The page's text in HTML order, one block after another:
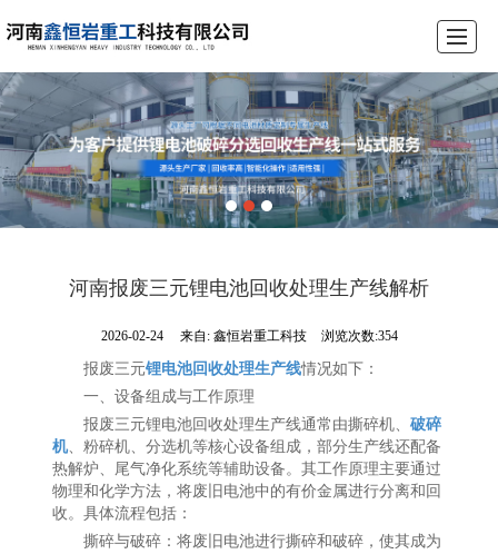
首页 公司介绍 产品展示 锂电池破碎设备生产线 工程案例 荣誉资质 新闻动态 联系我们
河南报废三元锂电池回收处理生产线解析
2026-02-24 来自: 鑫恒岩重工科技 浏览次数:354
报废三元锂电池回收处理生产线情况如下：
一、设备组成与工作原理
报废三元锂电池回收处理生产线通常由撕碎机、破碎
机、粉碎机、分选机等核心设备组成，部分生产线还配备
热解炉、尾气净化系统等辅助设备。其工作原理主要通过
物理和化学方法，将废旧电池中的有价金属进行分离和回
收。具体流程包括：
撕碎与破碎：将废旧电池进行撕碎和破碎，使其成为